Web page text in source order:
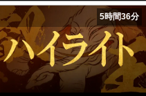
5時間36分